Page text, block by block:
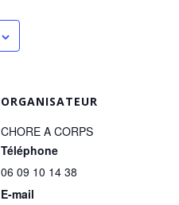
ORGANISATEUR
CHORE A CORPS
Téléphone
06 09 10 14 38
E-mail